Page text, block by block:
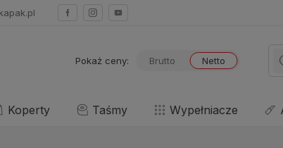
Pokaż ceny: Brutto Netto
Koperty Taśmy Wypełniacze